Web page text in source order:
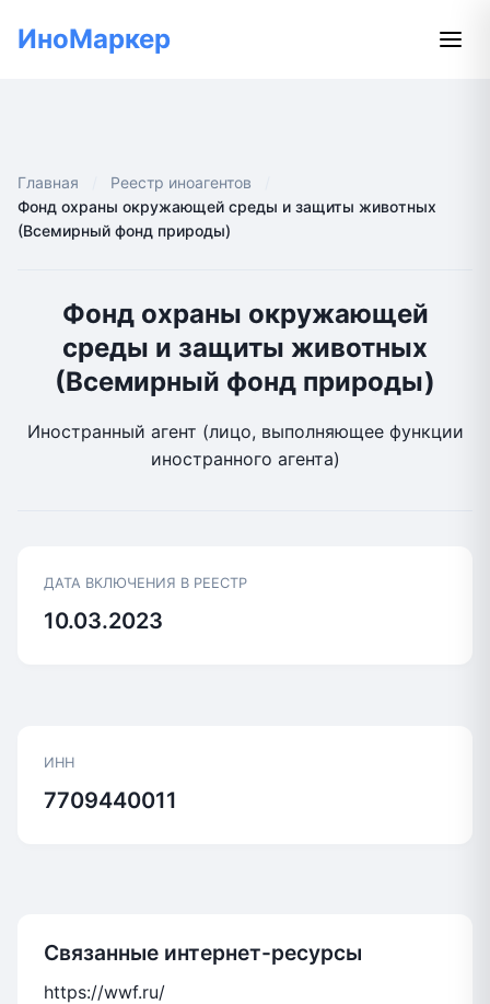
ИноМаркер
Главная
Реестр иноагентов
Фонд охраны окружающей среды и защиты животных
(Всемирный фонд природы)
Фонд охраны окружающей
среды и защиты животных
(Всемирный фонд природы)
Иностранный агент (лицо, выполняющее функции
иностранного агента)
ДАТА ВКЛЮЧЕНИЯ В РЕЕСТР
10.03.2023
ИНН
7709440011
Связанные интернет-ресурсы
https://wwf.ru/